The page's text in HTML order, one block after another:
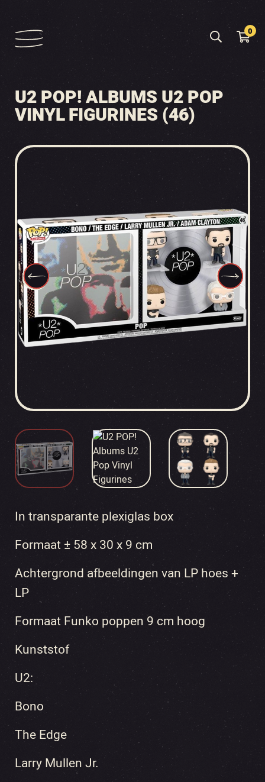
0
U2 POP! ALBUMS U2 POP
VINYL FIGURINES (46)
In transparante plexiglas box
Formaat ± 58 x 30 x 9 cm
Achtergrond afbeeldingen van LP hoes +
LP
Formaat Funko poppen 9 cm hoog
Kunststof
U2:
Bono
The Edge
Larry Mullen Jr.